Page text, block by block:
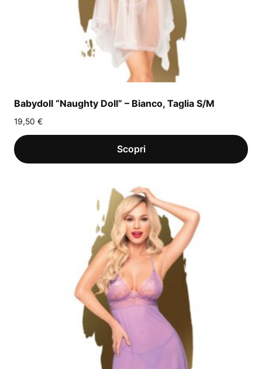
Babydoll “Naughty Doll” – Bianco, Taglia S/M
19,50 €